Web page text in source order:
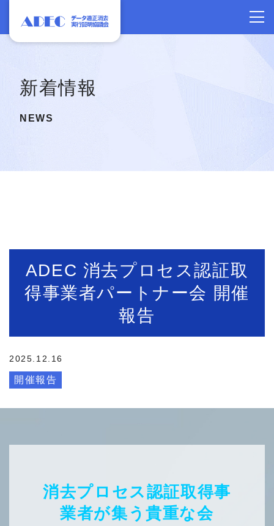
新着情報
NEWS
ADEC 消去プロセス認証取
得事業者パートナー会 開催
報告
2025.12.16
開催報告
消去プロセス認証取得事
業者が集う貴重な会